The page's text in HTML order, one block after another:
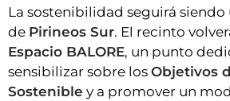
La sostenibilidad seguirá siendo
de Pirineos Sur. El recinto
Espacio BALORE, un punto
sensibilizar sobre los Objetivos
Sostenible y a promover un